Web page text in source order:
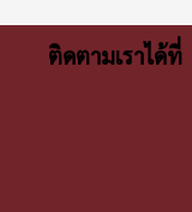
ติดตามเราได้ที่